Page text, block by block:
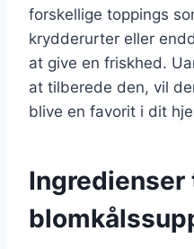
forskellige toppings
krydderurter eller
at give en friskhed.
at tilberede den, vil
blive en favorit i dit
Ingredienser